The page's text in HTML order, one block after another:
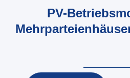
PV-